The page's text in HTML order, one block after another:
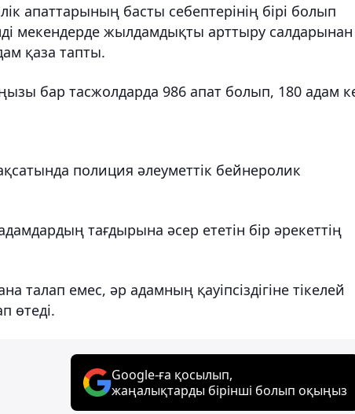
апаттарының басты себептерінің бірі болып
мекендерде жылдамдықты арттыру салдарынан
қаза тапты.
бар тасжолдарда 986 апат болып, 180 адам
полиция әлеуметтік бейнеролик
тағдырына әсер ететін бір әрекеттің
талап емес, әр адамның қауіпсіздігіне тікелей
өтеді.
Google-ға қосылып,
жаңалықтарды бірінші болып оқыңыз